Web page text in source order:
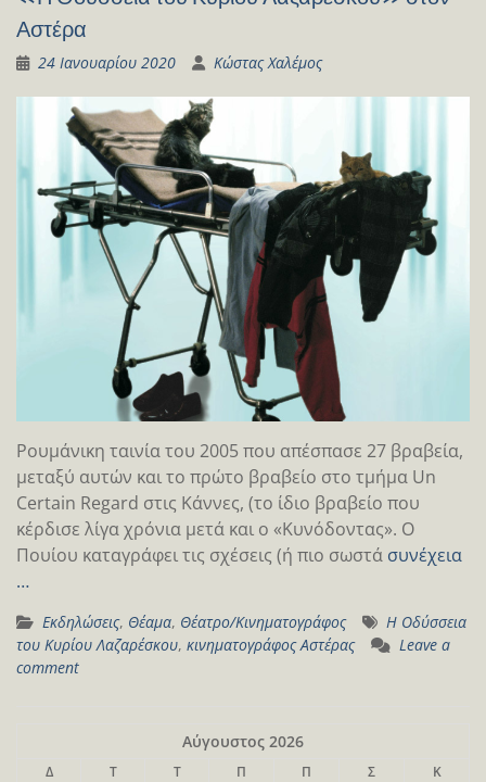
Αστέρα
24 Ιανουαρίου 2020 Κώστας Χαλέμος
Ρουμάνικη ταινία του 2005 που απέσπασε 27 βραβεία,
μεταξύ αυτών και το πρώτο βραβείο στο τμήμα Un
Certain Regard στις Κάννες, (το ίδιο βραβείο που
κέρδισε λίγα χρόνια μετά και ο «Κυνόδοντας». Ο
Πουίου καταγράφει τις σχέσεις (ή πιο σωστά συνέχεια
…
Εκδηλώσεις, Θέαμα, Θέατρο/Κινηματογράφος
Η Οδύσσεια
του Κυρίου Λαζαρέσκου, κινηματογράφος Αστέρας
Leave a
comment
Αύγουστος 2026
Δ Τ Τ Π Π Σ
Κ